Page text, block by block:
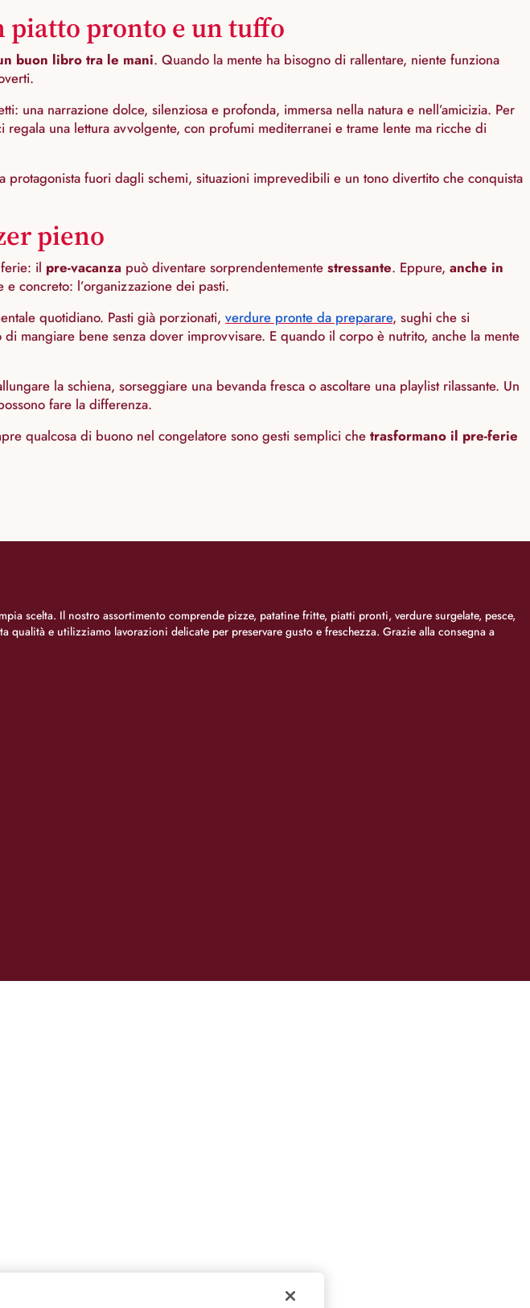
piatto pronto e un tuffo
buon libro tra le mani. Quando la mente ha bisogno di rallentare, niente funziona
una narrazione dolce, silenziosa e profonda, immersa nella natura e nell’amicizia. Per
regala una lettura avvolgente, con profumi mediterranei e trame lente ma ricche di
protagonista fuori dagli schemi, situazioni imprevedibili e un tono divertito che conquista
pieno
il pre-vacanza può diventare sorprendentemente stressante. Eppure, anche in
concreto: l’organizzazione dei pasti.
quotidiano. Pasti già porzionati, verdure pronte da preparare, sughi che si
mangiare bene senza dover improvvisare. E quando il corpo è nutrito, anche la mente
la schiena, sorseggiare una bevanda fresca o ascoltare una playlist rilassante. Un
fare la differenza.
qualcosa di buono nel congelatore sono gesti semplici che trasformano il pre-ferie
scelta. Il nostro assortimento comprende pizze, patatine fritte, piatti pronti, verdure surgelate, pesce,
e utilizziamo lavorazioni delicate per preservare gusto e freschezza. Grazie alla consegna a